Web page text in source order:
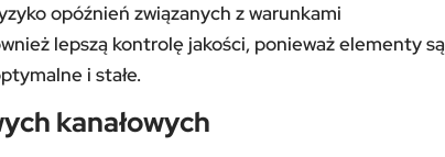
opóźnień związanych z warunkami
lepszą kontrolę jakości, ponieważ elementy są
i stałe.
kanałowych